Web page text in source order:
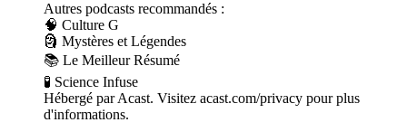
Autres podcasts recommandés :
🧠 Culture G
🗿 Mystères et Légendes
📚 Le Meilleur Résumé
🧪 Science Infuse
Hébergé par Acast. Visitez acast.com/privacy pour plus
d'informations.